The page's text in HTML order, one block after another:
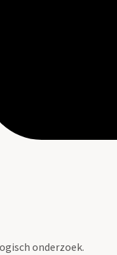
onderzoek.